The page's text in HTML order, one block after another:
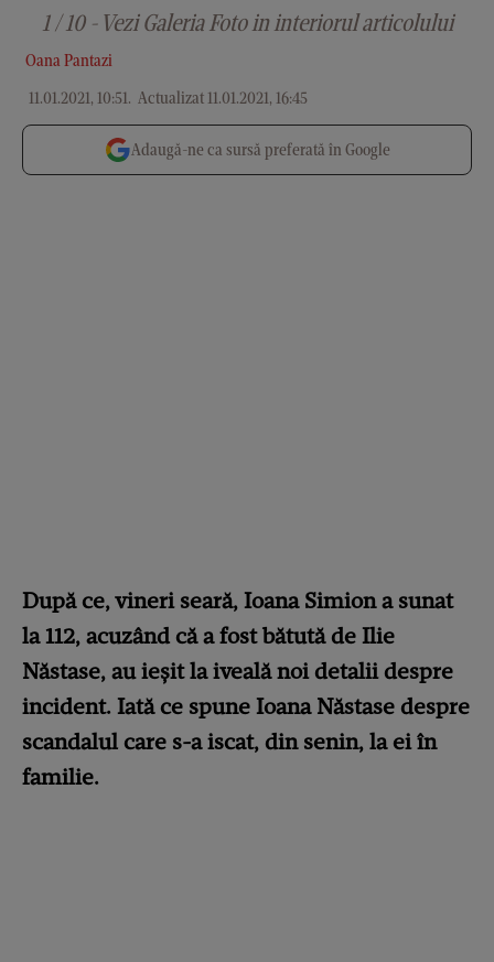
Oana Pantazi
11.01.2021, 10:51. Actualizat 11.01.2021, 16:45
1 / 10 - Vezi Galeria Foto in interiorul articolului
Adaugă-ne ca sursă preferată în Google
După ce, vineri seară, Ioana Simion a sunat
la 112, acuzând că a fost bătută de Ilie
Năstase, au ieșit la iveală noi detalii despre
incident. Iată ce spune Ioana Năstase despre
scandalul care s-a iscat, din senin, la ei în
familie.